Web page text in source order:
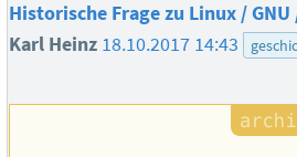
Historische Frage zu Linux / GNU
Karl Heinz 18.10.2017 14:43